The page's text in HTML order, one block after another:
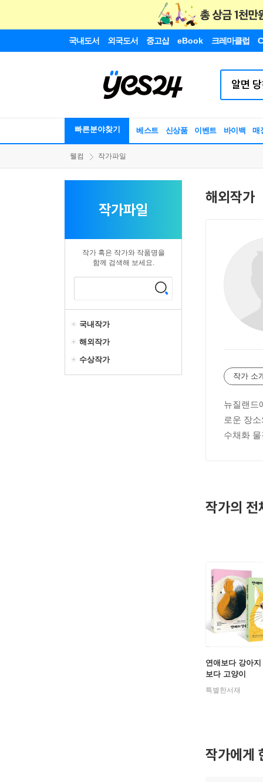
국내도서 외국도서 중고샵 eBook 크레마클럽
빠른분야찾기 베스트 신상품 이벤트 바이백 매
웰컴 작가파일
작가파일
작가 혹은 작가와 작품명을
함께 검색해 보세요.
국내작가
해외작가
수상작가
해외작가
작가 소
뉴질랜드
로운 장
수채화
작가의 전
연애보다 강아
보다 고양이
특별한서재
작가에게